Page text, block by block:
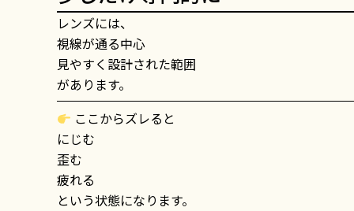
レンズには、
視線が通る中心
見やすく設計された範囲
があります。
ここからズレると
にじむ
歪む
疲れる
という状態になります。